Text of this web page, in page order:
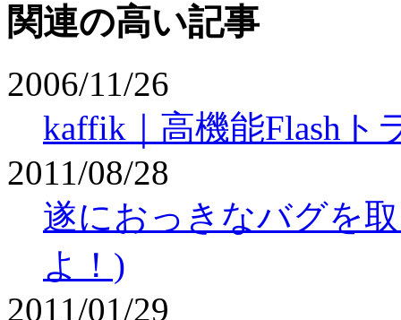
関連の高い記事
2006/11/26
kaffik｜高機能Flashト
2011/08/28
遂におっきなバグを
よ！)
2011/01/29